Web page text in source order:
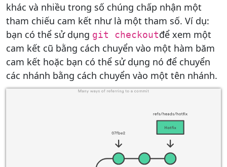
khác và nhiều trong số chúng chấp nhận một
tham chiếu cam kết như là một tham số. Ví dụ:
bạn có thể sử dụng git checkoutđể xem một
cam kết cũ bằng cách chuyển vào một hàm băm
cam kết hoặc bạn có thể sử dụng nó để chuyển
các nhánh bằng cách chuyển vào một tên nhánh.